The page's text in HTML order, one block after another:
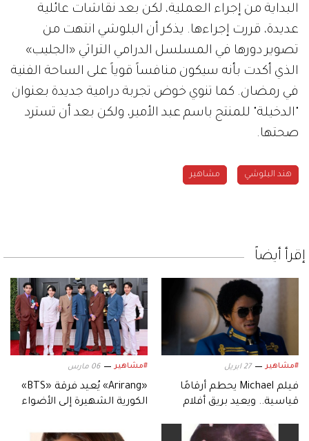
البداية من إجراء العملية، لكن بعد نقاشات عائلية
عديدة، قررت إجراءها. يذكر أن البلوشي انتهت من
تصوير دورها في المسلسل الدرامي التراثي «الجليب»
الذي أكدت بأنه سيكون منافساً قوياً على الساحة الفنية
في رمضان. كما تنوي خوض تجربة درامية جديدة بعنوان
"الدخيلة" للمنتج باسم عبد الأمير، ولكن بعد أن تسترد
صحتها.
هند البلوشي مشاهير
إقرأ أيضاً
#مشاهير 27 ابريل
فيلم Michael يحطم أرقامًا
قياسية.. ويعيد بريق أفلام
#مشاهير 06 مارس
«Arirang» يُعيد فرقة «BTS»
الكورية الشهيرة إلى الأضواء